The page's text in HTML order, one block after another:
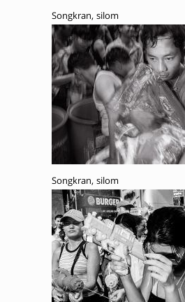
Songkran, silom
Songkran, silom